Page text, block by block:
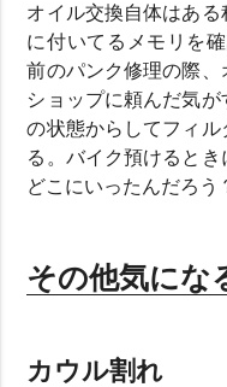
オイル交換自体はあ
に付いてるメモリを
前のパンク修理の際
ショップに頼んだ気
の状態からしてフィル
る。バイク預けると
どこにいったんだろう
その他気にな
カウル割れ